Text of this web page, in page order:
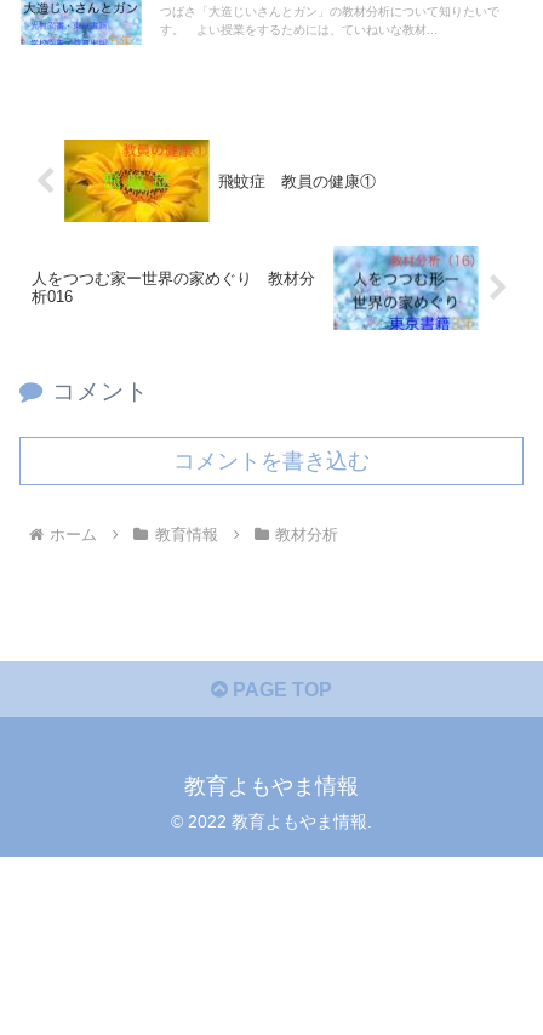
つばさ「大造じいさんとガン」の教材分析について知りたいで
す。 よい授業をするためには、ていねいな教材...
飛蚊症 教員の健康①
人をつつむ家ー世界の家めぐり 教材分
析016
コメント
コメントを書き込む
ホーム 教育情報 教材分析
PAGE TOP
教育よもやま情報
© 2022 教育よもやま情報.